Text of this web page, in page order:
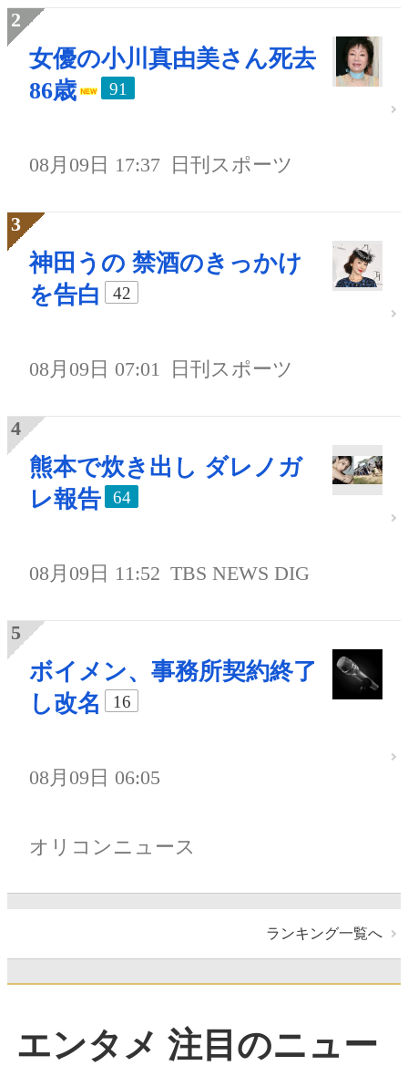
女優の小川真由美さん死去
86歳
91
08月09日 17:37 日刊スポーツ
神田うの 禁酒のきっかけ
を告白
42
08月09日 07:01 日刊スポーツ
熊本で炊き出し ダレノガ
レ報告
64
08月09日 11:52 TBS NEWS DIG
ボイメン、事務所契約終了
し改名
16
08月09日 06:05
オリコンニュース
ランキング一覧へ
エンタメ 注目のニュー